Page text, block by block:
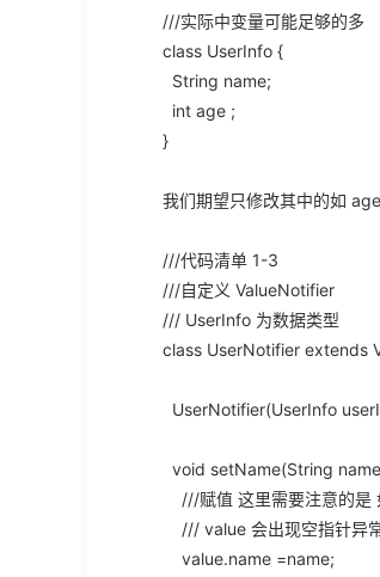
///实际中变量可能足够的多
class UserInfo {
String name;
int age ;
}
我们期望只修改其中的如
///代码清单 1-3
///自定义 ValueNotifier
/// UserInfo 为数据类型
class UserNotifier extends
UserNotifier(UserInfo
void setName(String
///赋值 这里需要注意的是
/// value 会出现空指针异
value.name =name;